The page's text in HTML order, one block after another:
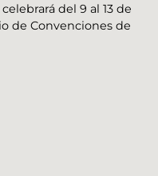
del 9 al 13 de
de Convenciones de